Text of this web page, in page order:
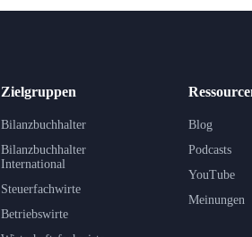
Zielgruppen
Bilanzbuchhalter
Bilanzbuchhalter
International
Steuerfachwirte
Betriebswirte
Blog
Podcasts
YouTube
Meinungen